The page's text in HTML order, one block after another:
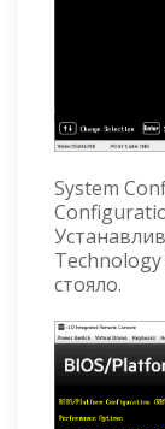
System
Technology
стояло.